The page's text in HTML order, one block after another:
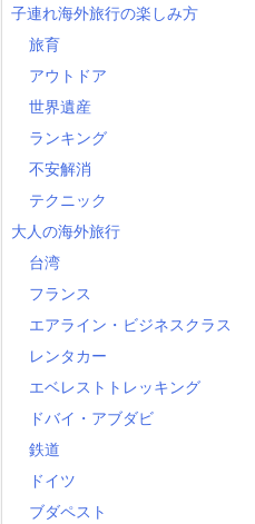
子連れ海外旅行の楽しみ方
旅育
アウトドア
世界遺産
ランキング
不安解消
テクニック
大人の海外旅行
台湾
フランス
エアライン・ビジネスクラス
レンタカー
エベレストトレッキング
ドバイ・アブダビ
鉄道
ドイツ
ブダペスト